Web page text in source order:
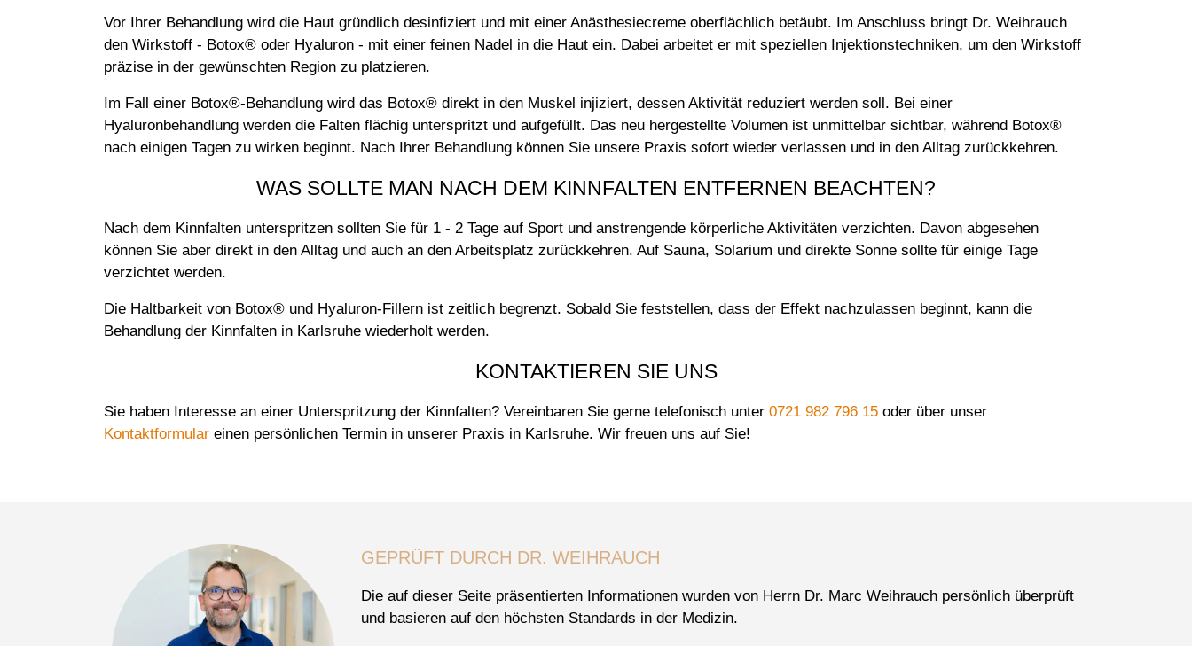
Vor Ihrer Behandlung wird die Haut gründlich desinfiziert und mit einer Anästhesiecreme oberflächlich betäubt. Im Anschluss bringt Dr. Weihrauch
den Wirkstoff - Botox® oder Hyaluron - mit einer feinen Nadel in die Haut ein. Dabei arbeitet er mit speziellen Injektionstechniken, um den Wirkstoff
präzise in der gewünschten Region zu platzieren.
Im Fall einer Botox®-Behandlung wird das Botox® direkt in den Muskel injiziert, dessen Aktivität reduziert werden soll. Bei einer
Hyaluronbehandlung werden die Falten flächig unterspritzt und aufgefüllt. Das neu hergestellte Volumen ist unmittelbar sichtbar, während Botox®
nach einigen Tagen zu wirken beginnt. Nach Ihrer Behandlung können Sie unsere Praxis sofort wieder verlassen und in den Alltag zurückkehren.
WAS SOLLTE MAN NACH DEM KINNFALTEN ENTFERNEN BEACHTEN?
Nach dem Kinnfalten unterspritzen sollten Sie für 1 - 2 Tage auf Sport und anstrengende körperliche Aktivitäten verzichten. Davon abgesehen
können Sie aber direkt in den Alltag und auch an den Arbeitsplatz zurückkehren. Auf Sauna, Solarium und direkte Sonne sollte für einige Tage
verzichtet werden.
Die Haltbarkeit von Botox® und Hyaluron-Fillern ist zeitlich begrenzt. Sobald Sie feststellen, dass der Effekt nachzulassen beginnt, kann die
Behandlung der Kinnfalten in Karlsruhe wiederholt werden.
KONTAKTIEREN SIE UNS
Sie haben Interesse an einer Unterspritzung der Kinnfalten? Vereinbaren Sie gerne telefonisch unter 0721 982 796 15 oder über unser
Kontaktformular einen persönlichen Termin in unserer Praxis in Karlsruhe. Wir freuen uns auf Sie!
GEPRÜFT DURCH DR. WEIHRAUCH
Die auf dieser Seite präsentierten Informationen wurden von Herrn Dr. Marc Weihrauch persönlich überprüft
und basieren auf den höchsten Standards in der Medizin.